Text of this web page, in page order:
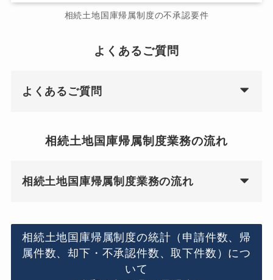
相続土地国庫帰属制度の不承認要件
よくあるご質問
よくあるご質問
相続土地国庫帰属制度業務の流れ
相続土地国庫帰属制度業務の流れ
相続土地国庫帰属制度の統計（申請件数、帰
属件数、却下・不承認件数、取下件数）につ
いて